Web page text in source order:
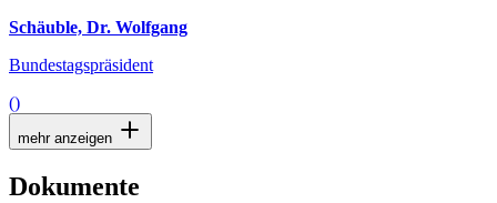
Schäuble, Dr. Wolfgang
Bundestagspräsident
()
mehr anzeigen
Dokumente